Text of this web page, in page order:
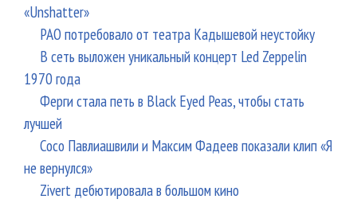
«Unshatter»
РАО потребовало от театра Кадышевой неустойку
В сеть выложен уникальный концерт Led Zeppelin
1970 года
Ферги стала петь в Black Eyed Peas, чтобы стать
лучшей
Сосо Павлиашвили и Максим Фадеев показали клип «Я
не вернулся»
Zivert дебютировала в большом кино